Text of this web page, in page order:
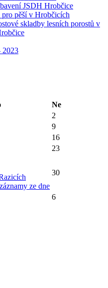
JSDH Hrobčice
pěší v Hrobčicích
skladby lesních porostů v
2023
Ne
2
9
16
23
ze dne
30
6